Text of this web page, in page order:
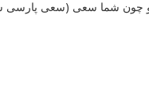
شما سعی (سعی پارسی